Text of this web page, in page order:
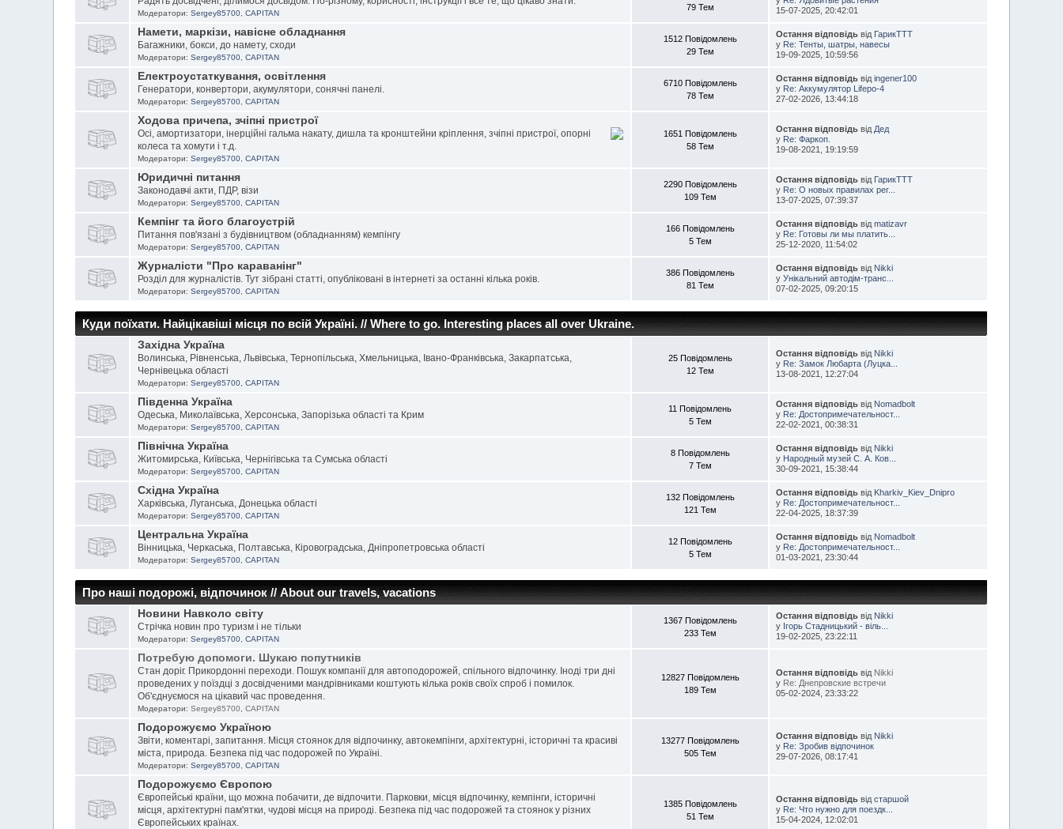
Модератори: Sergey85700, CAPITAN
79 Тем
15-07-2025, 20:42:01
Намети, маркізи, навісне обладнання
Багажники, бокси, до намету, сходи
Модератори: Sergey85700, CAPITAN
1512 Повідомлень
29 Тем
Остання відповідьвід ГарикTTT
у Re: Тенты, шатры, навесы
19-09-2025, 10:59:56
Електроустаткування, освітлення
Генератори, конвертори, акумулятори, сонячні панелі.
Модератори: Sergey85700, CAPITAN
6710 Повідомлень
78 Тем
Остання відповідьвід ingener100
у Re: Аккумулятор Lifepo-4
27-02-2026, 13:44:18
Ходова причепа, зчіпні пристрої
Осі, амортизатори, інерційні гальма накату, дишла та кронштейни кріплення, зчіпні пристрої, опорні
колеса та хомути і т.д.
Модератори: Sergey85700, CAPITAN
1651 Повідомлень
58 Тем
Остання відповідьвід Дед
у Re: Фаркоп.
19-08-2021, 19:19:59
Юридичні питання
Законодавчі акти, ПДР, візи
Модератори: Sergey85700, CAPITAN
2290 Повідомлень
109 Тем
Остання відповідьвід ГарикTTT
у Re: О новых правилах рег...
13-07-2025, 07:39:37
Кемпінг та його благоустрій
Питання пов'язані з будівництвом (обладнанням) кемпінгу
Модератори: Sergey85700, CAPITAN
166 Повідомлень
5 Тем
Остання відповідьвід matizavr
у Re: Готовы ли мы платить...
25-12-2020, 11:54:02
Журналісти "Про караванінг"
Розділ для журналістів. Тут зібрані статті, опубліковані в інтернеті за останні кілька років.
Модератори: Sergey85700, CAPITAN
386 Повідомлень
81 Тем
Остання відповідьвід Nikki
у Унікальний автодім-транс...
07-02-2025, 09:20:15
Куди поїхати. Найцікавіші місця по всій Україні. // Where to go. Interesting places all over Ukraine.
Західна Україна
Волинська, Рівненська, Львівська, Тернопільська, Хмельницька, Івано-Франківська, Закарпатська,
Чернівецька області
Модератори: Sergey85700, CAPITAN
25 Повідомлень
12 Тем
Остання відповідьвід Nikki
у Re: Замок Любарта (Луцка...
13-08-2021, 12:27:04
Південна Україна
Одеська, Миколаївська, Херсонська, Запорізька області та Крим
Модератори: Sergey85700, CAPITAN
11 Повідомлень
5 Тем
Остання відповідьвід Nomadbolt
у Re: Достопримечательност...
22-02-2021, 00:38:31
Північна Україна
Житомирська, Київська, Чернігівська та Сумська області
Модератори: Sergey85700, CAPITAN
8 Повідомлень
7 Тем
Остання відповідьвід Nikki
у Народный музей С. А. Ков...
30-09-2021, 15:38:44
Східна Україна
Харківська, Луганська, Донецька області
Модератори: Sergey85700, CAPITAN
132 Повідомлень
121 Тем
Остання відповідьвід Kharkiv_Kiev_Dnipro
у Re: Достопримечательност...
22-04-2025, 18:37:39
Центральна Україна
Вінницька, Черкаська, Полтавська, Кіровоградська, Дніпропетровська області
Модератори: Sergey85700, CAPITAN
12 Повідомлень
5 Тем
Остання відповідьвід Nomadbolt
у Re: Достопримечательност...
01-03-2021, 23:30:44
Про наші подорожі, відпочинок // About our travels, vacations
Новини Навколо світу
Стрічка новин про туризм і не тільки
Модератори: Sergey85700, CAPITAN
1367 Повідомлень
233 Тем
Остання відповідьвід Nikki
у Ігорь Стадницький - віль...
19-02-2025, 23:22:11
Потребую допомоги. Шукаю попутників
Стан доріг. Прикордонні переходи. Пошук компанії для автоподорожей, спільного відпочинку. Іноді три дні
проведених у поїздці з досвідченими мандрівниками коштують кілька років своїх спроб і помилок.
Об'єднуємося на цікавий час проведення.
Модератори: Sergey85700 CAPITAN
12827 Повідомлень
189 Тем
Остання відповідьвід Nikki
у Re: Днепровские встречи
05-02-2024, 23:33:22
Подорожуємо Україною
Звіти, коментарі, запитання. Місця стоянок для відпочинку, автокемпінги, архітектурні, історичні та красиві
міста, природа. Безпека під час подорожей по Україні.
Модератори: Sergey85700, CAPITAN
13277 Повідомлень
505 Тем
Остання відповідьвід Nikki
у Re: Зробив відпочинок
29-07-2026, 08:17:41
Подорожуємо Європою
Європейські країни, що можна побачити, де відпочити. Парковки, місця відпочинку, кемпінги, історичні
місця, архітектурні пам'ятки, чудові місця на природі. Безпека під час подорожей та стоянок у різних
Європейських країнах.
1385 Повідомлень
51 Тем
Остання відповідьвід старшой
у Re: Что нужно для поездк...
15-04-2024, 12:02:01